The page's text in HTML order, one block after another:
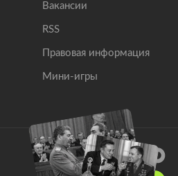
Вакансии
RSS
Правовая информация
Мини-игры